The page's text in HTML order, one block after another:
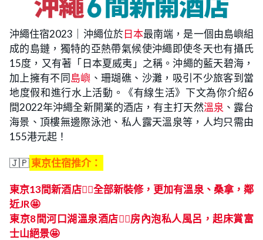
沖繩住宿2023｜沖繩位於日本最南端，是一個由島嶼組
成的島鏈，獨特的亞熱帶氣候使沖繩即使冬天也有攝氏
15度，又有著「日本夏威夷」之稱。沖繩的藍天碧海，
加上擁有不同島嶼 、珊瑚礁、沙灘，吸引不少旅客到當
地度假和進行水上活動。《有線生活》下文為你介紹6
間2022年沖繩全新開業的酒店，有主打天然溫泉 、露台
海景、頂樓無邊際泳池、私人露天溫泉等，人均只需由
155港元起！
🇯🇵東京住宿推介：
東京13間新酒店👍🏻全部新裝修，更加有溫泉、桑拿，鄰
近JR🤩
東京8間河口湖溫泉酒店👍🏻房內泡私人風呂，起床賞富
士山絕景🤩